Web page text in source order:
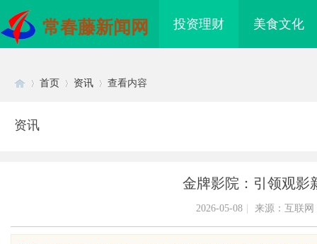
常春藤新闻网 投资理财 美食文化
首页 资讯 查看内容
资讯
金牌影院：引领观影
2026-05-08 来源：互联网